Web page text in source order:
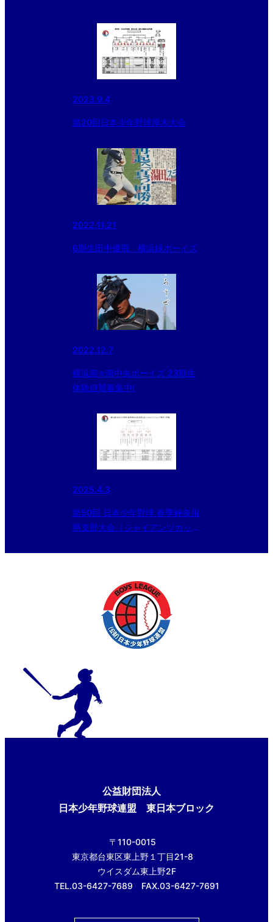
2023.9.4
第20回日本少年野球厚木大会
2022.11.21
6期生田中優飛 横浜緑ボーイズ
2022.12.7
横浜南✮南中央ボーイズ 23期生
体験絶賛募集中!
2025.4.3
第50回 日本少年野球 春季神奈川
県支部大会（ジャイアンツカップ
公益財団法人
日本少年野球連盟 東日本ブロック
〒110-0015
東京都台東区東上野１丁目21-8
ウイスダム東上野2F
TEL.03-6427-7689 FAX.03-6427-7691